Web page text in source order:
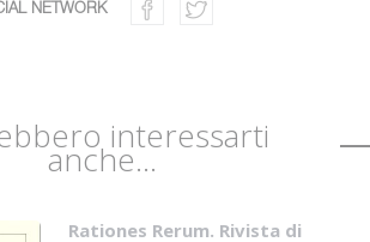
NETWORK
interessarti
anche...
Rationes Rerum. Rivista di